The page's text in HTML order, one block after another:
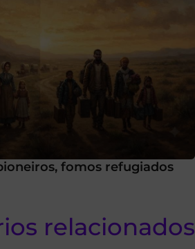
fomos refugiados
relacionados